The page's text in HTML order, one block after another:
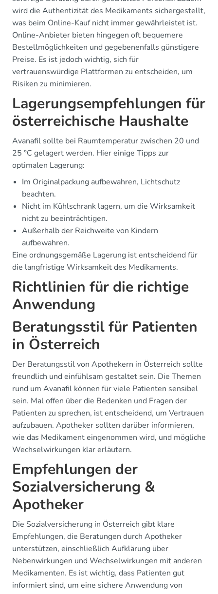
wird die Authentizität des Medikaments sichergestellt,
was beim Online-Kauf nicht immer gewährleistet ist.
Online-Anbieter bieten hingegen oft bequemere
Bestellmöglichkeiten und gegebenenfalls günstigere
Preise. Es ist jedoch wichtig, sich für
vertrauenswürdige Plattformen zu entscheiden, um
Risiken zu minimieren.
Lagerungsempfehlungen für
österreichische Haushalte
Avanafil sollte bei Raumtemperatur zwischen 20 und
25 °C gelagert werden. Hier einige Tipps zur
optimalen Lagerung:
Im Originalpackung aufbewahren, Lichtschutz
beachten.
Nicht im Kühlschrank lagern, um die Wirksamkeit
nicht zu beeinträchtigen.
Außerhalb der Reichweite von Kindern
aufbewahren.
Eine ordnungsgemäße Lagerung ist entscheidend für
die langfristige Wirksamkeit des Medikaments.
Richtlinien für die richtige
Anwendung
Beratungsstil für Patienten
in Österreich
Der Beratungsstil von Apothekern in Österreich sollte
freundlich und einfühlsam gestaltet sein. Die Themen
rund um Avanafil können für viele Patienten sensibel
sein. Mal offen über die Bedenken und Fragen der
Patienten zu sprechen, ist entscheidend, um Vertrauen
aufzubauen. Apotheker sollten darüber informieren,
wie das Medikament eingenommen wird, und mögliche
Wechselwirkungen klar erläutern.
Empfehlungen der
Sozialversicherung &
Apotheker
Die Sozialversicherung in Österreich gibt klare
Empfehlungen, die Beratungen durch Apotheker
unterstützen, einschließlich Aufklärung über
Nebenwirkungen und Wechselwirkungen mit anderen
Medikamenten. Es ist wichtig, dass Patienten gut
informiert sind, um eine sichere Anwendung von